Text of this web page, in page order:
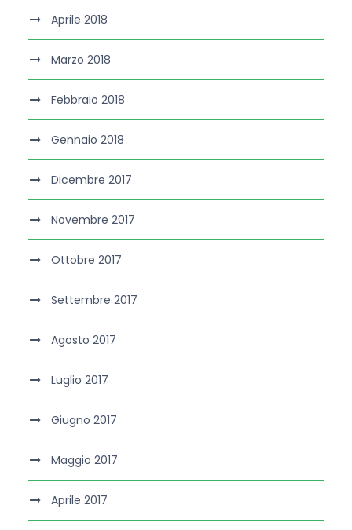
Aprile 2018
Marzo 2018
Febbraio 2018
Gennaio 2018
Dicembre 2017
Novembre 2017
Ottobre 2017
Settembre 2017
Agosto 2017
Luglio 2017
Giugno 2017
Maggio 2017
Aprile 2017